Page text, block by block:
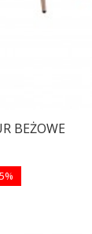
BEŻOWE